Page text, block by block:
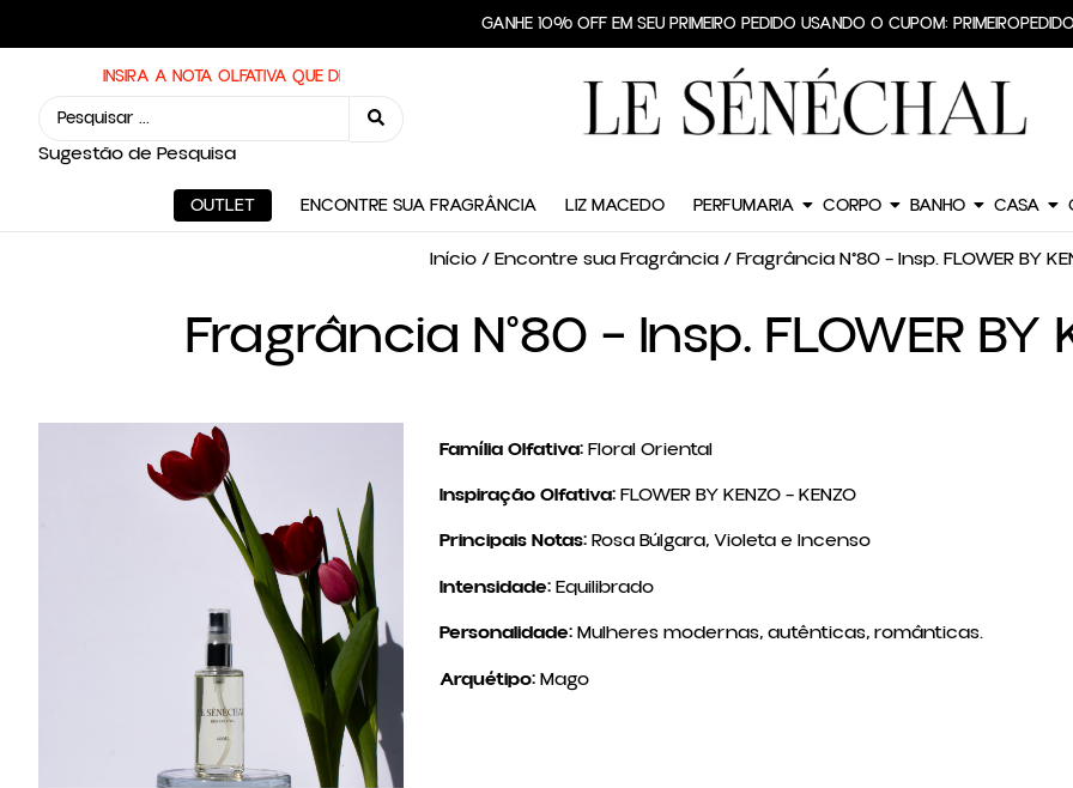
GANHE 10% OFF EM SEU PRIMEIRO PEDIDO USANDO O CUPOM:
FRETE GRÁTIS PARA TODO O BRASIL EM PEDIDOS A PARTIR DE R$299,90
INSIRA O PERFUME QUE DESEJA:
Sugestão de Pesquisa
OUTLET ENCONTRE SUA FRAGRÂNCIA LIZ MACEDO PERFUMARIA CORPO BANHO CASA
Início/Encontre sua Fragrância/ Fragrância N°80 – Insp. FLOWER BY
Fragrância N°80 – Insp. FLOWER BY
Família Olfativa:Floral Oriental
Inspiração Olfativa:FLOWER BY KENZO – KENZO
Principais Notas:Rosa Búlgara, Violeta e Incenso
Intensidade:Equilibrado
Personalidade:Mulheres modernas, autênticas, românticas.
Arquétipo:Mago